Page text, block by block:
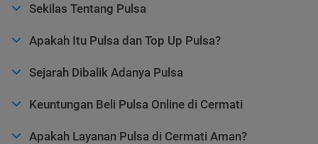
Sekilas Tentang Pulsa
Apakah Itu Pulsa dan Top Up Pulsa?
Sejarah Dibalik Adanya Pulsa
Keuntungan Beli Pulsa Online di Cermati
Apakah Layanan Pulsa di Cermati Aman?